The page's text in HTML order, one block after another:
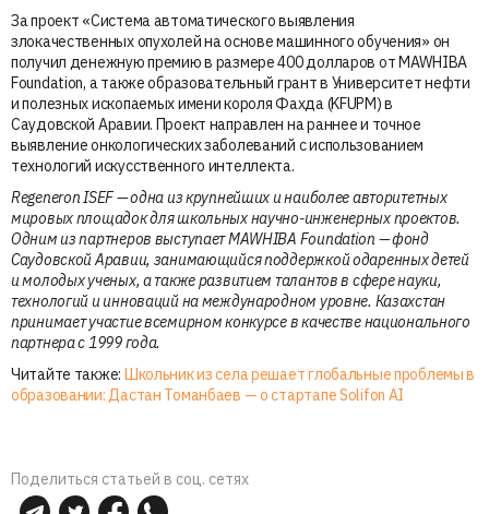
За проект «Система автоматического выявления
злокачественных опухолей на основе машинного обучения» он
получил денежную премию в размере 400 долларов от MAWHIBA
Foundation, а также образовательный грант в Университет нефти
и полезных ископаемых имени короля Фахда (KFUPM) в
Саудовской Аравии. Проект направлен на раннее и точное
выявление онкологических заболеваний с использованием
технологий искусственного интеллекта.
Regeneron ISEF — одна из крупнейших и наиболее авторитетных
мировых площадок для школьных научно-инженерных проектов.
Одним из партнеров выступает MAWHIBA Foundation — фонд
Саудовской Аравии, занимающийся поддержкой одаренных детей
и молодых ученых, а также развитием талантов в сфере науки,
технологий и инноваций на международном уровне. Казахстан
принимает участие всемирном конкурсе в качестве национального
партнера с 1999 года.
Читайте также: Школьник из села решает глобальные проблемы в
образовании: Дастан Томанбаев — о стартапе Solifon AI
Поделиться статьей в соц. сетях